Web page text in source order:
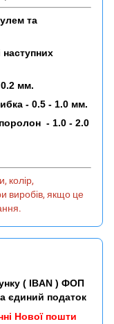
та
мм.
- 0.5 - 1.0 мм.
- 1.0 - 2.0
колір,
виробів, якщо це
( IBAN ) ФОП
єдиний податок
Нової пошти